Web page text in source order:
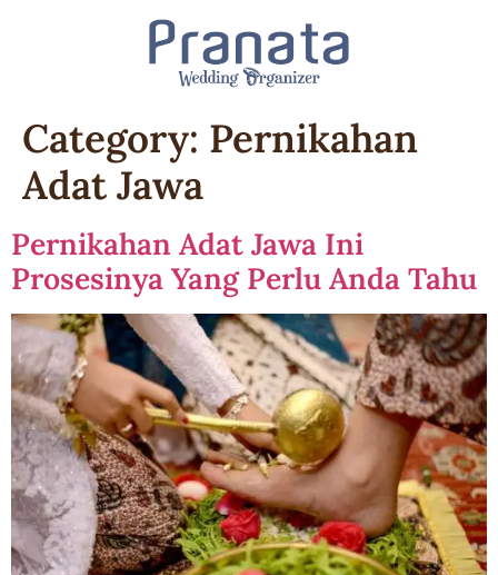
Category: Pernikahan
Adat Jawa
Pernikahan Adat Jawa Ini
Prosesinya Yang Perlu Anda Tahu